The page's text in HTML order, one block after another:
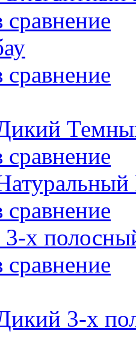
сравнение
сравнение
сравнение
сравнение
х
сравнение
3-х